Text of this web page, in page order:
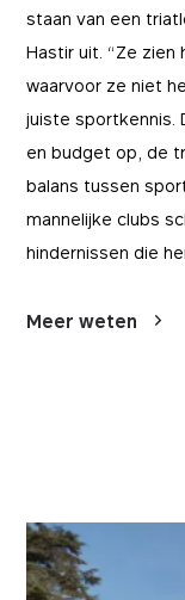
staan van een
Hastir uit. “Ze zien
waarvoor ze niet
juiste sportkennis.
en budget op, de
balans tussen
mannelijke clubs
hindernissen die
Meer weten
en die een
browser
Door het
Dankzij
onze